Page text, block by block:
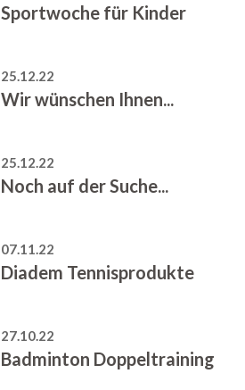
Sportwoche für Kinder
25.12.22
Wir wünschen Ihnen...
25.12.22
Noch auf der Suche...
07.11.22
Diadem Tennisprodukte
27.10.22
Badminton Doppeltraining